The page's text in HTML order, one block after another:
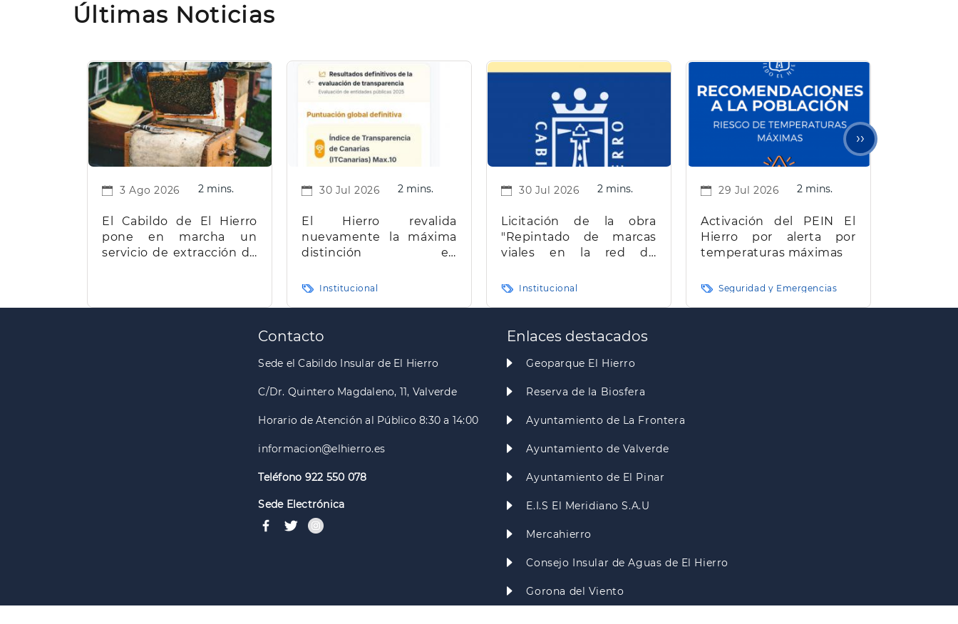
herreña
en
de
mayor
proyección
económica
Últimas Noticias
3 Ago 2026 2 mins.
El Cabildo de El Hierro
pone en marcha un
servicio de extracción de
30 Jul 2026 2 mins.
El Hierro revalida
nuevamente la máxima
distinción en
Canarias
Institucional
30 Jul 2026 2 mins.
Licitación de la obra
"Repintado de marcas
viales en la red de
Hierro"
Institucional
29 Jul 2026 2 mins.
Activación del PEIN El
Hierro por alerta por
temperaturas máximas
Seguridad y Emergencias
Paginación
Siguiente
página
››
Contacto
Sede el Cabildo Insular de El Hierro
C/Dr. Quintero Magdaleno, 11, Valverde
Horario de Atención al Público 8:30 a 14:00
informacion@elhierro.es
Teléfono 922 550 078
Sede Electrónica
Enlaces destacados
Geoparque El Hierro
Reserva de la Biosfera
Ayuntamiento de La Frontera
Ayuntamiento de Valverde
Ayuntamiento de El Pinar
E.I.S El Meridiano S.A.U
Mercahierro
Consejo Insular de Aguas de El Hierro
Gorona del Viento